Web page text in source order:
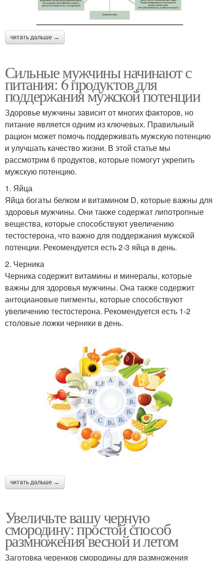
читать дальше →
Сильные мужчины начинают с
питания: 6 продуктов для
поддержания мужской потенции
Здоровье мужчины зависит от многих факторов, но
питание является одним из ключевых. Правильный
рацион может помочь поддерживать мужскую потенцию
и улучшать качество жизни. В этой статье мы
рассмотрим 6 продуктов, которые помогут укрепить
мужскую потенцию.
1. Яйца
Яйца богаты белком и витамином D, которые важны для
здоровья мужчины. Они также содержат липотропные
вещества, которые способствуют увеличению
тестостерона, что важно для поддержания мужской
потенции. Рекомендуется есть 2-3 яйца в день.
2. Черника
Черника содержит витамины и минералы, которые
важны для здоровья мужчины. Она также содержит
антоциановые пигменты, которые способствуют
увеличению тестостерона. Рекомендуется есть 1-2
столовые ложки черники в день.
читать дальше →
Увеличьте вашу черную
смородину: простой способ
размножения весной и летом
Заготовка черенков смородины для размножения